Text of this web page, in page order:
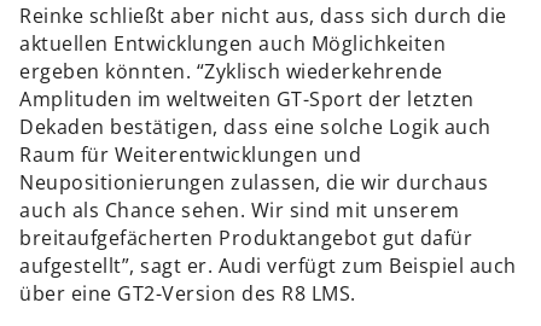
Reinke schließt aber nicht aus, dass sich durch die
aktuellen Entwicklungen auch Möglichkeiten
ergeben könnten. “Zyklisch wiederkehrende
Amplituden im weltweiten GT-Sport der letzten
Dekaden bestätigen, dass eine solche Logik auch
Raum für Weiterentwicklungen und
Neupositionierungen zulassen, die wir durchaus
auch als Chance sehen. Wir sind mit unserem
breitaufgefächerten Produktangebot gut dafür
aufgestellt”, sagt er. Audi verfügt zum Beispiel auch
über eine GT2-Version des R8 LMS.